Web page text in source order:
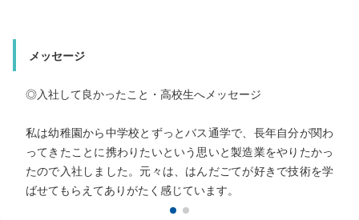
メッセージ
◎入社して良かったこと・高校生へメッセージ
私は幼稚園から中学校とずっとバス通学で、長年自分が関わ
ってきたことに携わりたいという思いと製造業をやりたかっ
たので入社しました。元々は、はんだごてが好きで技術を学
ばせてもらえてありがたく感じています。
◎入社したきっかけ・仕事のやりがい
趣味が旅行で、弊社の機器は日本全国で使われているので、
こんな地名があったんだ！とか、知っていた場所で使われて
いるときは情景を思い浮かべながら録音しています。日常を
つくっているなと感じるのがとても良かったです。